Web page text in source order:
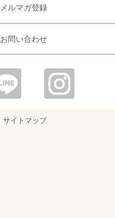
メルマガ登録
お問い合わせ
サイトマップ